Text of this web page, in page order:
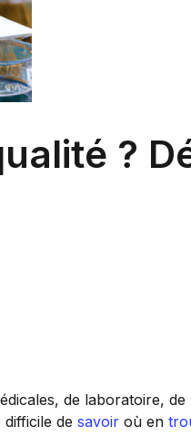
?
de laboratoire,
de savoir où en